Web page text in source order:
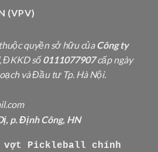
(VPV)
quyền sở hữu củaCông ty
, ĐKKD số0111077907cấp ngày
và Đầu tư Tp. Hà Nội.
p. Định Công, HN
vợt Pickleball chính